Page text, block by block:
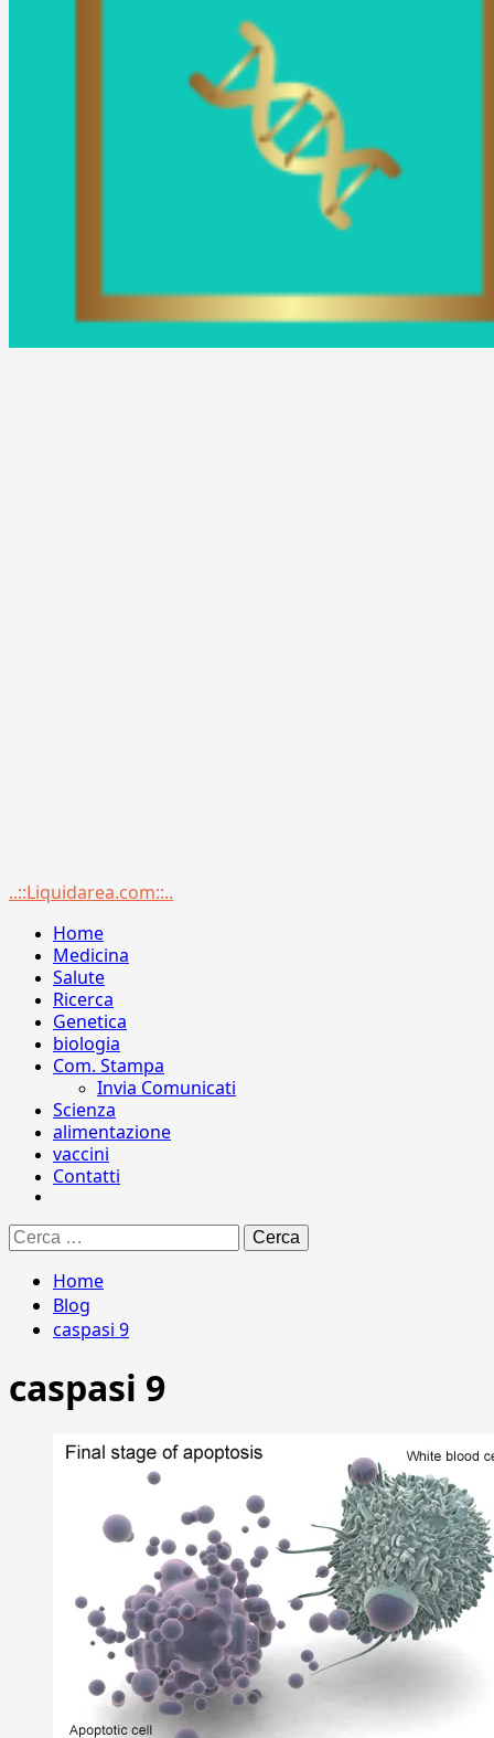
Menu
..::Liquidarea.com::..
Home
Medicina
Salute
Ricerca
Genetica
biologia
Com. Stampa
Invia Comunicati
Scienza
alimentazione
vaccini
Contatti
Ricerca
per:
Home
Blog
caspasi 9
caspasi 9